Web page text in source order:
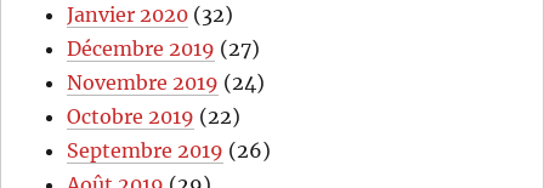
Janvier 2020 (32)
Décembre 2019 (27)
Novembre 2019 (24)
Octobre 2019 (22)
Septembre 2019 (26)